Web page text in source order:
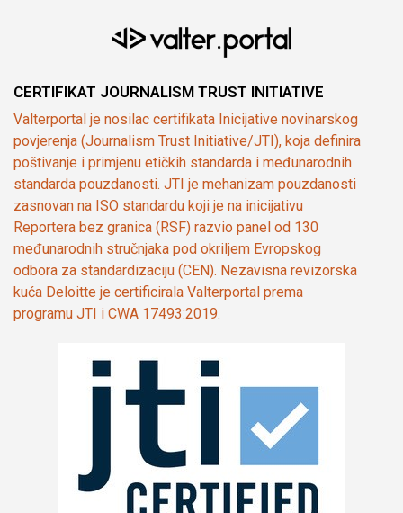
CERTIFIKAT JOURNALISM TRUST INITIATIVE
Valterportal je nosilac certifikata Inicijative novinarskog
povjerenja (Journalism Trust Initiative/JTI), koja definira
poštivanje i primjenu etičkih standarda i međunarodnih
standarda pouzdanosti. JTI je mehanizam pouzdanosti
zasnovan na ISO standardu koji je na inicijativu
Reportera bez granica (RSF) razvio panel od 130
međunarodnih stručnjaka pod okriljem Evropskog
odbora za standardizaciju (CEN). Nezavisna revizorska
kuća Deloitte je certificirala Valterportal prema
programu JTI i CWA 17493:2019.